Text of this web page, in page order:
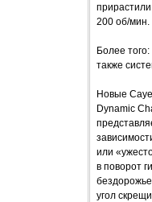
200 об/мин.
Более
также
Новые
Dynamic
или
в поворот
угол